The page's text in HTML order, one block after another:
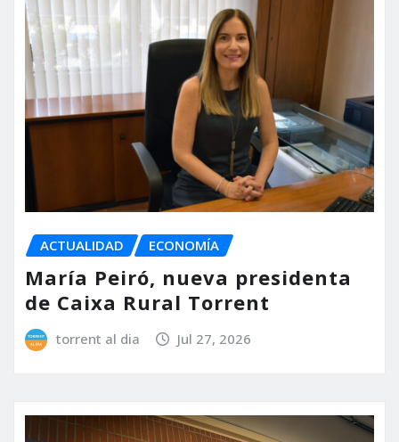
ACTUALIDAD ECONOMÍA
María Peiró, nueva presidenta
de Caixa Rural Torrent
torrent al dia Jul 27, 2026